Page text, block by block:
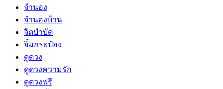
จำนอง
จำนองบ้าน
จิตบำบัด
จิ๋มกระป๋อง
ดูดวง
ดูดวงความรัก
ดูดวงฟรี